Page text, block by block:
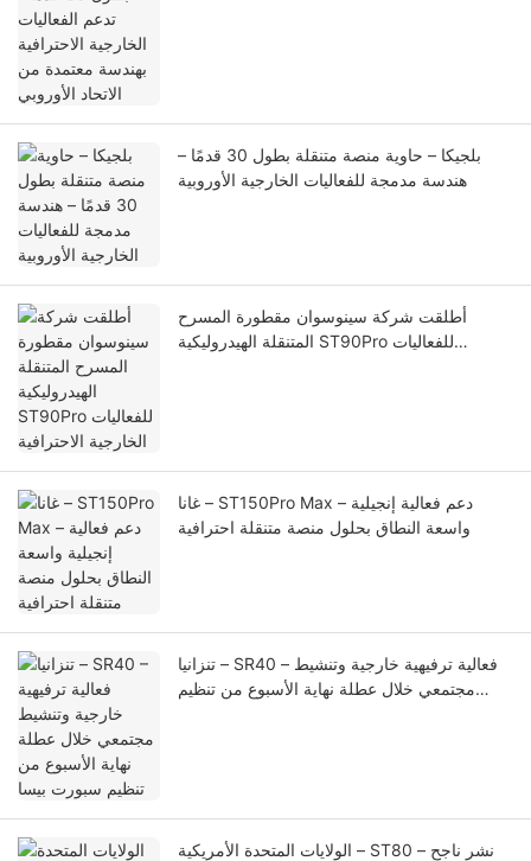
بلجيكا – حاوية منصة متنقلة بطول 30 قدمًا –
هندسة مدمجة للفعاليات الخارجية الأوروبية
أطلقت شركة سينوسوان مقطورة المسرح
المتنقلة الهيدروليكية ST90Pro للفعاليات
غانا – ST150Pro Max – دعم فعالية إنجيلية
واسعة النطاق بحلول منصة متنقلة احترافية
تنزانيا – SR40 – فعالية ترفيهية خارجية وتنشيط
مجتمعي خلال عطلة نهاية الأسبوع من تنظيم
الولايات المتحدة الأمريكية – ST80 – نشر ناجح